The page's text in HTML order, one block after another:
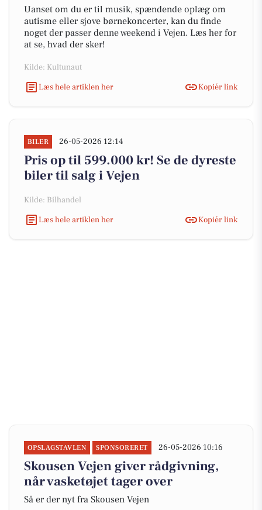
Uanset om du er til musik, spændende oplæg om
autisme eller sjove børnekoncerter, kan du finde
noget der passer denne weekend i Vejen. Læs her for
at se, hvad der sker!
Kilde: Kultunaut
Læs hele artiklen her
Kopiér link
BILER 26-05-2026 12:14
Pris op til 599.000 kr! Se de dyreste
biler til salg i Vejen
Kilde: Bilhandel
Læs hele artiklen her
Kopiér link
OPSLAGSTAVLEN SPONSORERET 26-05-2026 10:16
Skousen Vejen giver rådgivning,
når vasketøjet tager over
Så er der nyt fra Skousen Vejen